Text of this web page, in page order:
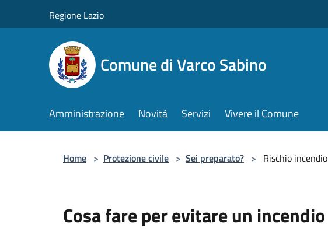
Regione Lazio
Comune di Varco Sabino
Amministrazione Novità Servizi Vivere il Comune
Home > Protezione civile > Sei preparato? > Rischio incendio
Cosa fare per evitare un incendio